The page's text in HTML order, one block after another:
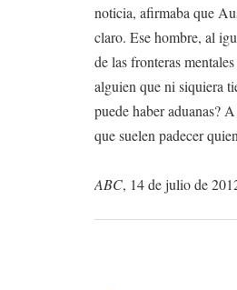
noticia, afirmaba que
claro. Ese hombre, al
de las fronteras
alguien que ni siquiera
puede haber aduanas?
que suelen padecer
ABC, 14 de julio de